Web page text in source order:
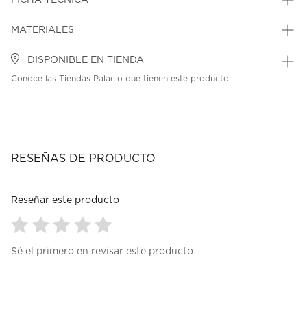
MATERIALES
DISPONIBLE EN TIENDA
Conoce las Tiendas Palacio que tienen este producto.
RESEÑAS DE PRODUCTO
Reseñar este producto
paraparaparaparapara
Sé el primero en revisar este producto